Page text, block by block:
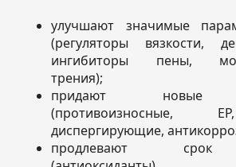
улучшают значимые
(регуляторы вязкости,
ингибиторы пены,
трения);
придают новые
(противоизносные,
диспергирующие,
продлевают